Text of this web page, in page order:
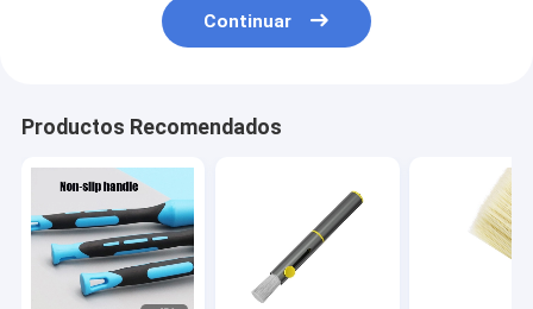
Continuar
Productos Recomendados